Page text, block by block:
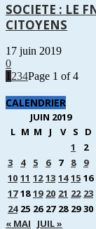
SOCIETE : LE
CITOYENS
17 juin 2019
0
1 234Page 1 of 4
CALENDRIER
JUIN 2019
L M M J V S
D
1
2
3
4 5 6 7 8
9
10 11 12 13 14 15 16
17 18 19 20 21 22 23
24 25 26 27 28 29 30
« MAI
JUIL »